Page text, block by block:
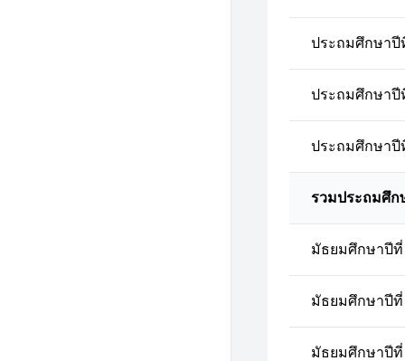
ประถมศึกษาปี
ประถมศึกษาปี
ประถมศึกษาปี
รวมประถมศึก
มัธยมศึกษาปีที่
มัธยมศึกษาปีที่
มัธยมศึกษาปีที่